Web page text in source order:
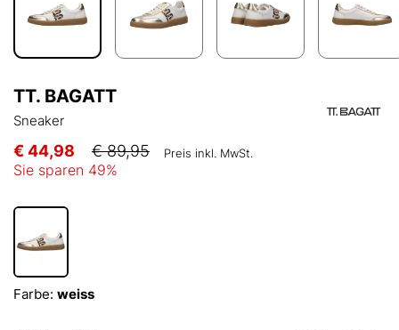
TT. BAGATT
Sneaker
€ 44,98 € 89,95 Preis inkl. MwSt.
Sie sparen 49%
Farbe: weiss